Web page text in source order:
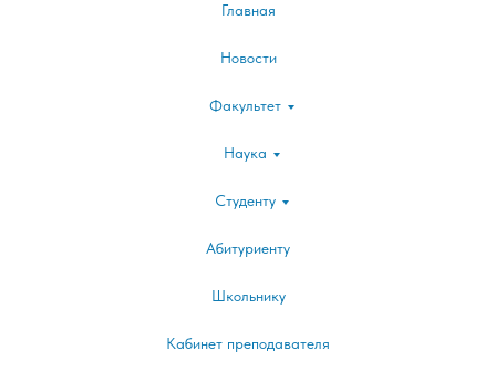
Главная
Новости
Факультет
Наука
Студенту
Абитуриенту
Школьнику
Кабинет преподавателя